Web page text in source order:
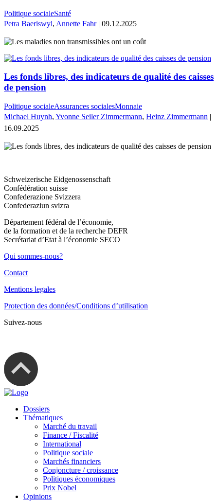
Politique socialeSanté
Petra Baeriswyl, Annette Fahr| 09.12.2025
Les fonds libres, des indicateurs de qualité des caisses
de pension
Politique socialeAssurances socialesMonnaie
Michael Huynh, Yvonne Seiler Zimmermann, Heinz Zimmermann |
16.09.2025
Schweizerische Eidgenossenschaft
Confédération suisse
Confederazione Svizzera
Confederaziun svizra
Département fédéral de l’économie,
de la formation et de la recherche DEFR
Secrétariat d’Etat à l’économie SECO
Qui sommes-nous?
Contact
Mentions legales
Protection des données/Conditions d’utilisation
Suivez-nous
Dossiers
Thématiques
Marché du travail
Finance / Fiscalité
International
Politique sociale
Marchés financiers
Conjoncture / croissance
Politiques économiques
Prix Nobel
Opinions